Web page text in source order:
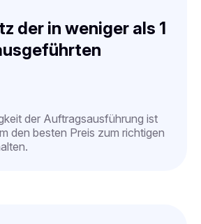
der in weniger als 1
der Auftragsausführung ist
den besten Preis zum richtigen